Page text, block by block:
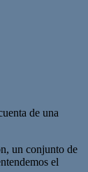
de una
un conjunto de
el